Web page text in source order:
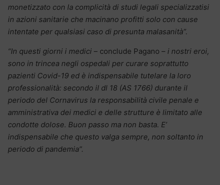
monetizzato con la complicità di studi legali specializzatisi
in azioni sanitarie che macinano profitti solo con cause
intentate per qualsiasi caso di presunta malasanità”.
“In questi giorni i medici – conclude Pagano – i nostri eroi,
sono in trincea negli ospedali per curare soprattutto
pazienti Covid-19 ed è indispensabile tutelare la loro
professionalità: secondo il dl 18 (AS 1766) durante il
periodo del Cornavirus la responsabilità civile penale e
amministrativa dei medici e delle strutture è limitato alle
condotte dolose. Buon passo ma non basta. E’
indispensabile che questo valga sempre, non soltanto in
periodo di pandemia”.